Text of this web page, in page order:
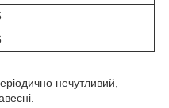
нечутливий,